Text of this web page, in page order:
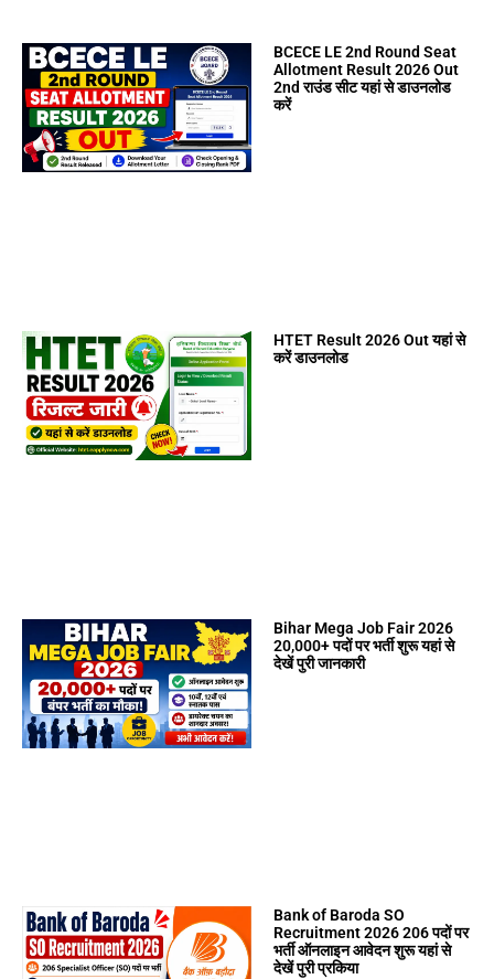
BCECE LE 2nd Round Seat
Allotment Result 2026 Out
2nd राउंड सीट यहां से डाउनलोड
करें
HTET Result 2026 Out यहां से
करें डाउनलोड
Bihar Mega Job Fair 2026
20,000+ पदों पर भर्ती शुरू यहां से
देखें पुरी जानकारी
Bank of Baroda SO
Recruitment 2026 206 पदों पर
भर्ती ऑनलाइन आवेदन शुरू यहां से
देखें पुरी प्रकिया